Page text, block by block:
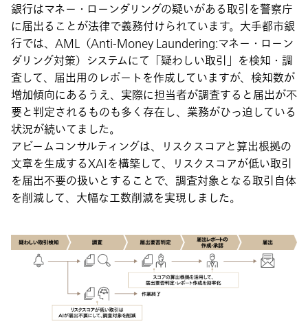
銀行はマネー・ローンダリングの疑いがある取引を警察庁
に届出ることが法律で義務付けられています。大手都市銀
行では、AML（Anti-Money Laundering:マネー・ローン
ダリング対策）システムにて「疑わしい取引」を検知・調
査して、届出用のレポートを作成していますが、検知数が
増加傾向にあるうえ、実際に担当者が調査すると届出が不
要と判定されるものも多く存在し、業務がひっ迫している
状況が続いてました。
アビームコンサルティングは、リスクスコアと算出根拠の
文章を生成するXAIを構築して、リスクスコアが低い取引
を届出不要の扱いとすることで、調査対象となる取引自体
を削減して、大幅な工数削減を実現しました。